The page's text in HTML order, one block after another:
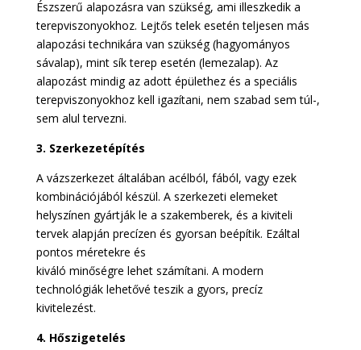
Észszerű alapozásra van szükség, ami illeszkedik a
terepviszonyokhoz. Lejtős telek esetén teljesen más
alapozási technikára van szükség (hagyományos
sávalap), mint sík terep esetén (lemezalap). Az
alapozást mindig az adott épülethez és a speciális
terepviszonyokhoz kell igazítani, nem szabad sem túl-,
sem alul tervezni.
3. Szerkezetépítés
A vázszerkezet általában acélból, fából, vagy ezek
kombinációjából készül. A szerkezeti elemeket
helyszínen gyártják le a szakemberek, és a kiviteli
tervek alapján precízen és gyorsan beépítik. Ezáltal
pontos méretekre és
kiváló minőségre lehet számítani. A modern
technológiák lehetővé teszik a gyors, precíz
kivitelezést.
4. Hőszigetelés